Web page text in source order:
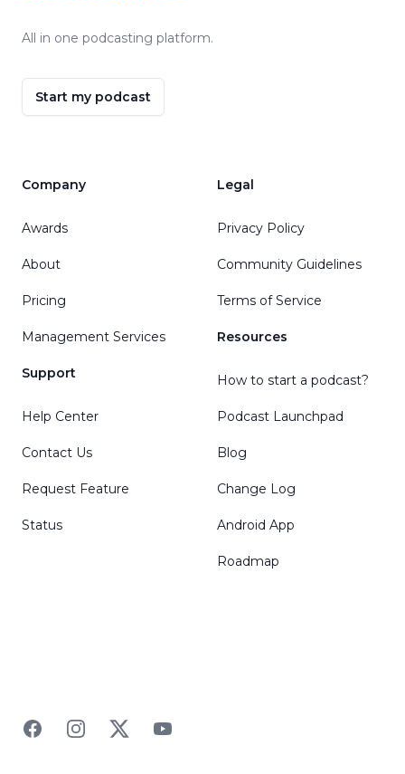
All in one podcasting platform.
Start my podcast
Company
Awards
About
Pricing
Management Services
Support
Help Center
Contact Us
Request Feature
Status
Legal
Privacy Policy
Community Guidelines
Terms of Service
Resources
How to start a podcast?
Podcast Launchpad
Blog
Change Log
Android App
Roadmap
FacebookInstagramTwitterYouTube